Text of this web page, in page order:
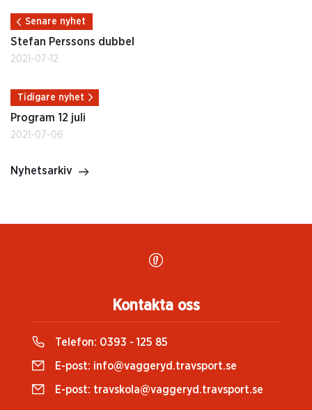
Senare nyhet
Stefan Perssons dubbel
2021-07-12
Tidigare nyhet
Program 12 juli
2021-07-06
Nyhetsarkiv
Kontakta oss
Telefon: 0393 - 125 85
E-post: info@vaggeryd.travsport.se
E-post: travskola@vaggeryd.travsport.se